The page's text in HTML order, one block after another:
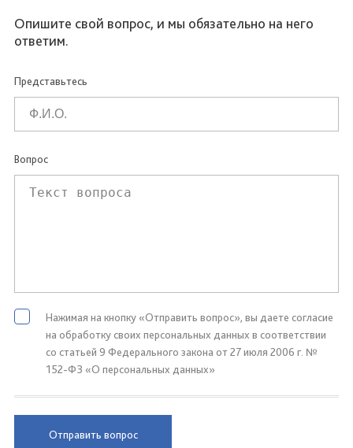
Опишите свой вопрос, и мы обязательно на него
ответим.
Представьтесь
Вопрос
Нажимая на кнопку «Отправить вопрос», вы даете согласие
на обработку своих персональных данных в соответствии
со статьей 9 Федерального закона от 27 июля 2006 г. №
152-ФЗ «О персональных данных»
Отправить вопрос